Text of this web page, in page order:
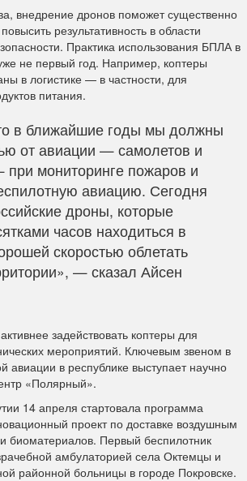
внедрение дронов поможет существенно
результативность в области
Практика использования БПЛА в
не первый год. Например, коптеры
в логистике — в частности, для
питания.
в ближайшие годы мы должны
от авиации — самолетов и
при мониторинге пожаров и
авиацию. Сегодня
дроны, которые
часов находиться в
скоростью облетать
— сказал Айсен
задействовать коптеры для
мероприятий. Ключевым звеном в
авиации в республике выступает научно
«Полярный».
14 апреля стартовала программа
проект по доставке воздушным
биоматериалов. Первый беспилотник
амбулаторией села Октемцы и
районной больницы в городе Покровске.